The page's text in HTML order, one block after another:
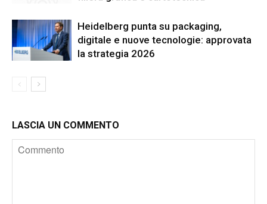
Heidelberg punta su packaging,
digitale e nuove tecnologie: approvata
la strategia 2026
LASCIA UN COMMENTO